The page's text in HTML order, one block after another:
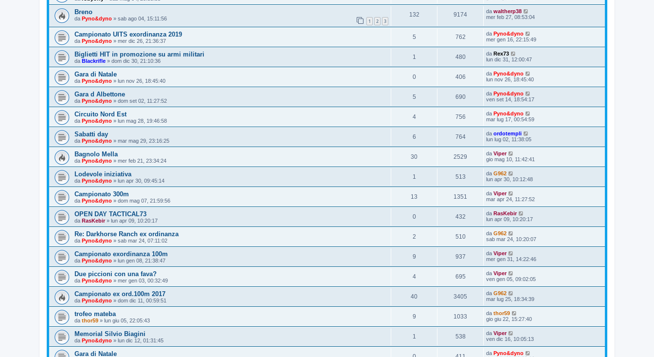
Breno
da Pyno&dyno » sab ago 04, 15:11:56 1 2 3
132 9174 da waltherp38
mer feb 27, 08:53:04
Campionato UITS exordinanza 2019
da Pyno&dyno » mer dic 26, 21:36:37
5 762 da Pyno&dyno
mer gen 16, 22:15:49
Biglietti HIT in promozione su armi militari
da Blackrifle » dom dic 30, 21:10:36
1 480 da Rex73
lun dic 31, 12:00:47
Gara di Natale
da Pyno&dyno » lun nov 26, 18:45:40
0 406 da Pyno&dyno
lun nov 26, 18:45:40
Gara d Albettone
da Pyno&dyno » dom set 02, 11:27:52
5 690 da Pyno&dyno
ven set 14, 18:54:17
Circuito Nord Est
da Pyno&dyno » lun mag 28, 19:46:58
4 756 da Pyno&dyno
mar lug 17, 00:54:59
Sabatti day
da Pyno&dyno » mar mag 29, 23:16:25
6 764 da ordotempli
lun lug 02, 11:38:05
Bagnolo Mella
da Pyno&dyno » mer feb 21, 23:34:24
30 2529 da Viper
gio mag 10, 11:42:41
Lodevole iniziativa
da Pyno&dyno » lun apr 30, 09:45:14
1 513 da G962
lun apr 30, 10:12:48
Campionato 300m
da Pyno&dyno » dom mag 07, 21:59:56
13 1351 da Viper
mar apr 24, 11:27:52
OPEN DAY TACTICAL73
da RasKebir» lun apr 09, 10:20:17
0 432 da RasKebir
lun apr 09, 10:20:17
Re: Darkhorse Ranch ex ordinanza
da Pyno&dyno » sab mar 24, 07:11:02
2 510 da G962
sab mar 24, 10:20:07
Campionato exordinanza 100m
da Pyno&dyno » lun gen 08, 21:38:47
9 937 da Viper
mer gen 31, 14:22:46
Due piccioni con una fava?
da Pyno&dyno » mer gen 03, 00:32:49
4 695 da Viper
ven gen 05, 09:02:05
Campionato ex ord.100m 2017
da Pyno&dyno » dom dic 11, 00:59:51
40 3405 da G962
mar lug 25, 18:34:39
trofeo mateba
da thor59 » lun giu 05, 22:05:43
9 1033 da thor59
gio giu 22, 15:27:40
Memorial Silvio Biagini
da Pyno&dyno » lun dic 12, 01:31:45
1 538 da Viper
ven dic 16, 10:05:13
Gara di Natale da Pyno&dyno